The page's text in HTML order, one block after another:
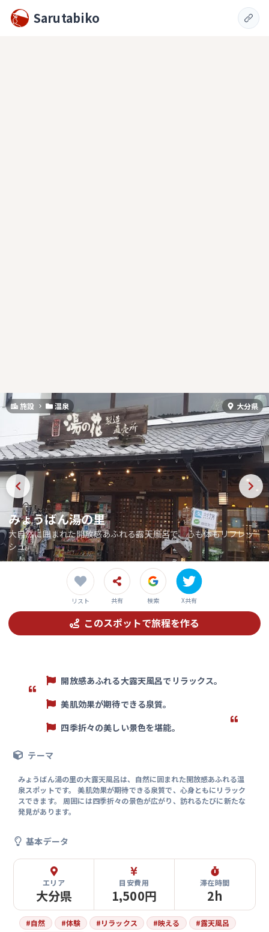
Sarutabiko
施設 温泉 大分県
みょうばん湯の里
大自然に囲まれた開放感あふれる露天風呂で、心も体もリフレッ
シュ。
リスト 共有 検索 X共有
このスポットで旅程を作る
開放感あふれる大露天風呂でリラックス。
美肌効果が期待できる泉質。
四季折々の美しい景色を堪能。
テーマ
みょうばん湯の里の大露天風呂は、自然に囲まれた開放感あふれる温
泉スポットです。 美肌効果が期待できる泉質で、心身ともにリラック
スできます。 周囲には四季折々の景色が広がり、訪れるたびに新たな
発見があります。
基本データ
エリア
大分県
目安費用
1,500円
滞在時間
2h
#自然 #体験 #リラックス #映える #露天風呂